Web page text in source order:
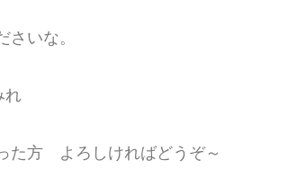
さいな。
れ
た方 よろしければどうぞ～